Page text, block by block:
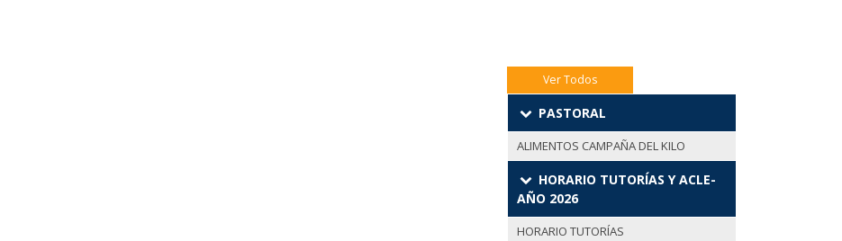
Ver Todos
PASTORAL
ALIMENTOS CAMPAÑA DEL KILO
HORARIO TUTORÍAS Y ACLE-
AÑO 2026
HORARIO TUTORÍAS